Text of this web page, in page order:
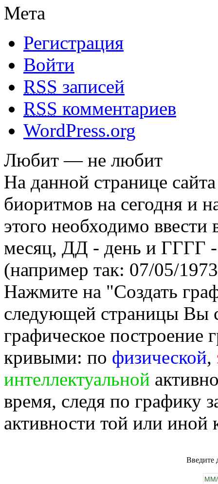
Мета
Регистрация
Войти
RSS записей
RSS комментариев
WordPress.org
Любит — не любит
На данной странице
биоритмов на сегодня и
этого необходимо
месяц, ДД - день и ГГГГ -
(например так: 07/05/
Нажмите на "Создать
следующей страницы Вы
графическое построение
кривыми: по физической,
интеллектуальной
время, следя по графику
активности той или иной
Введите